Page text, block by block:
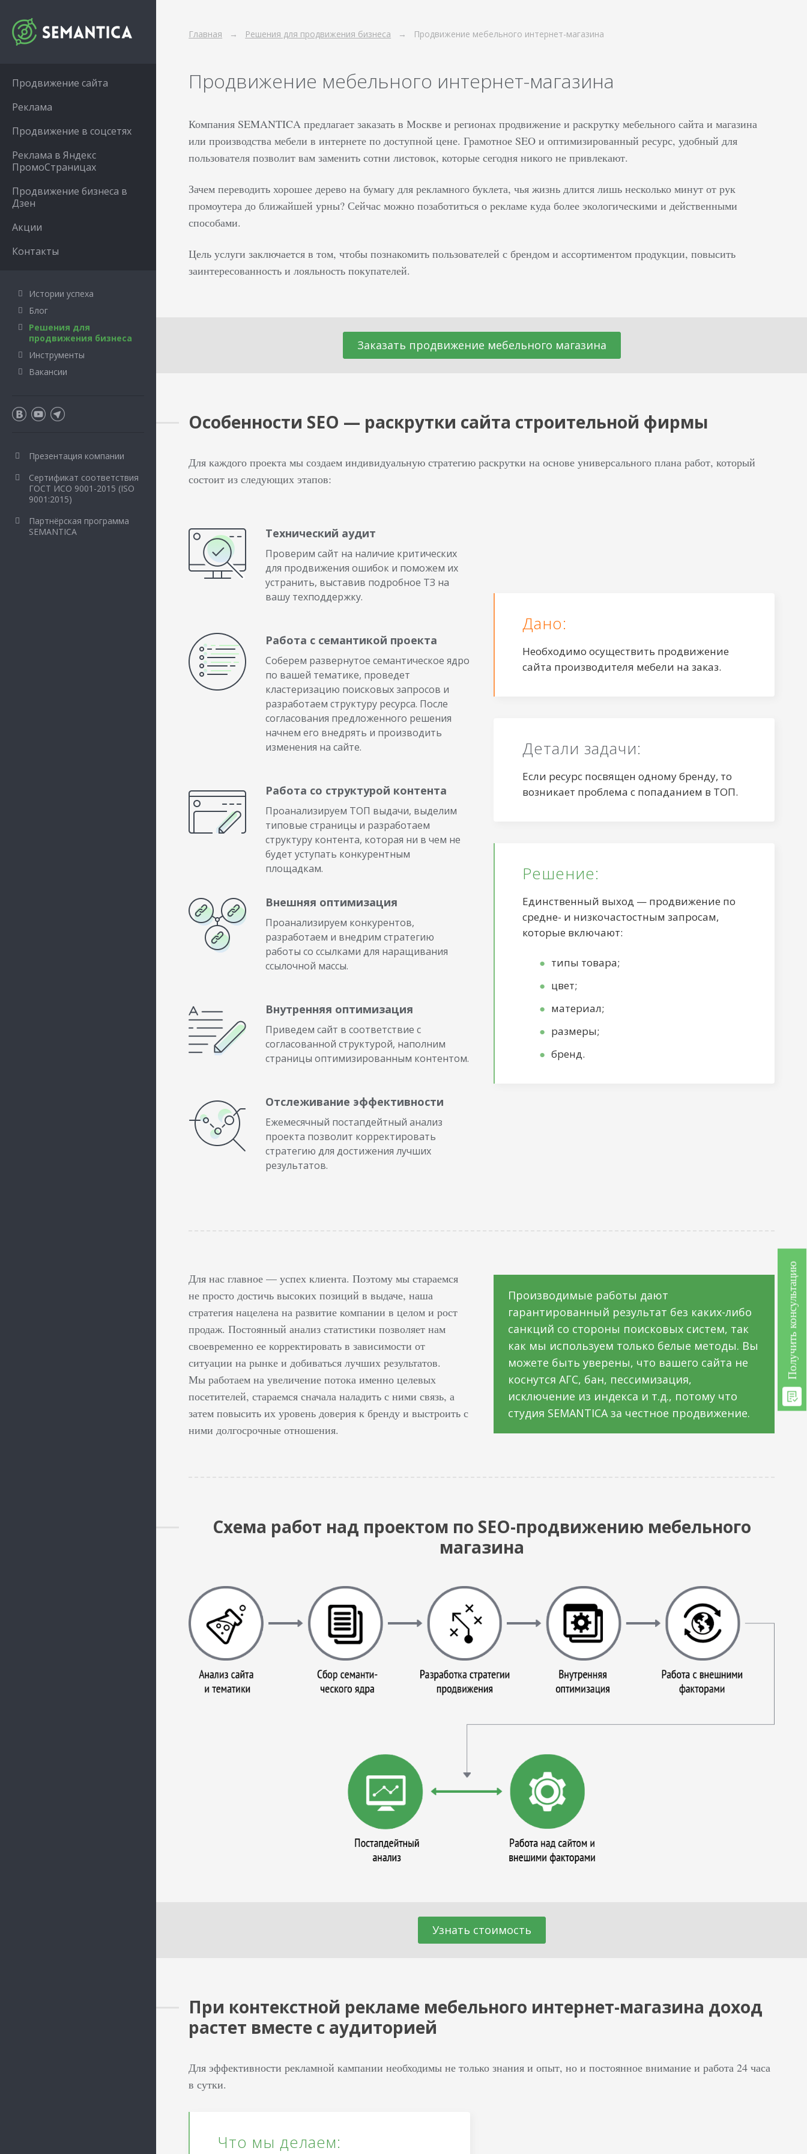
Главная Решения для продвижения бизнеса Продвижение мебельного интернет-магазина
Продвижение мебельного интернет-магазина
Компания SEMANTICA предлагает заказать в Москве и регионах продвижение и раскрутку мебельного сайта и магазина
или производства мебели в интернете по доступной цене. Грамотное SEO и оптимизированный ресурс, удобный для
пользователя позволит вам заменить сотни листовок, которые сегодня никого не привлекают.
Зачем переводить хорошее дерево на бумагу для рекламного буклета, чья жизнь длится лишь несколько минут от рук
промоутера до ближайшей урны? Сейчас можно позаботиться о рекламе куда более экологическими и действенными
способами.
Цель услуги заключается в том, чтобы познакомить пользователей с брендом и ассортиментом продукции, повысить
заинтересованность и лояльность покупателей.
Заказать продвижение мебельного магазина
Особенности SEO — раскрутки сайта строительной фирмы
Для каждого проекта мы создаем индивидуальную стратегию раскрутки на основе универсального плана работ, который
состоит из следующих этапов:
Технический аудит
Проверим сайт на наличие критических
для продвижения ошибок и поможем их
устранить, выставив подробное ТЗ на
вашу техподдержку.
Работа с семантикой проекта
Соберем развернутое семантическое ядро
по вашей тематике, проведет
кластеризацию поисковых запросов и
разработаем структуру ресурса. После
согласования предложенного решения
начнем его внедрять и производить
изменения на сайте.
Работа со структурой контента
Проанализируем ТОП выдачи, выделим
типовые страницы и разработаем
структуру контента, которая ни в чем не
будет уступать конкурентным
площадкам.
Внешняя оптимизация
Проанализируем конкурентов,
разработаем и внедрим стратегию
работы со ссылками для наращивания
ссылочной массы.
Внутренняя оптимизация
Приведем сайт в соответствие с
согласованной структурой, наполним
страницы оптимизированным контентом.
Отслеживание эффективности
Ежемесячный постапдейтный анализ
проекта позволит корректировать
стратегию для достижения лучших
результатов.
Дано:
Необходимо осуществить продвижение
сайта производителя мебели на заказ.
Детали задачи:
Если ресурс посвящен одному бренду, то
возникает проблема с попаданием в ТОП.
Решение:
Единственный выход — продвижение по
средне- и низкочастостным запросам,
которые включают:
типы товара;
цвет;
материал;
размеры;
бренд.
Для нас главное — успех клиента. Поэтому мы стараемся
не просто достичь высоких позиций в выдаче, наша
стратегия нацелена на развитие компании в целом и рост
продаж. Постоянный анализ статистики позволяет нам
своевременно ее корректировать в зависимости от
ситуации на рынке и добиваться лучших результатов.
Мы работаем на увеличение потока именно целевых
посетителей, стараемся сначала наладить с ними связь, а
затем повысить их уровень доверия к бренду и выстроить с
ними долгосрочные отношения.
Производимые работы дают
гарантированный результат без каких-либо
санкций со стороны поисковых систем, так
как мы используем только белые методы. Вы
можете быть уверены, что вашего сайта не
коснутся АГС, бан, пессимизация,
исключение из индекса и т.д., потому что
студия SEMANTICA за честное продвижение.
Схема работ над проектом по SEO-продвижению мебельного
магазина
Узнать стоимость
При контекстной рекламе мебельного интернет-магазина доход
растет вместе с аудиторией
Для эффективности рекламной кампании необходимы не только знания и опыт, но и постоянное внимание и работа 24 часа
в сутки.
Что мы делаем:
Продвижение сайта
Реклама
Продвижение в соцсетях
Реклама в Яндекс
ПромоСтраницах
Продвижение бизнеса в
Дзен
Акции
Контакты
Истории успеха
Блог
Решения для
продвижения бизнеса
Инструменты
Вакансии
Презентация компании
Сертификат соответствия
ГОСТ ИСО 9001-2015 (ISO
9001:2015)
Партнёрская программа
SEMANTICA
Получить консультацию